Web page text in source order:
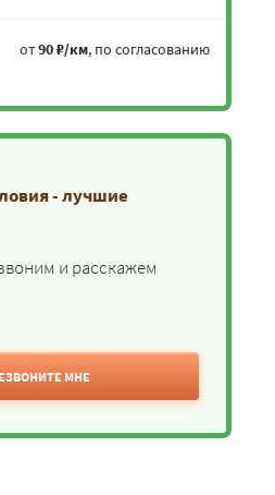
от90 ₽/км, по согласованию
- лучшие
и расскажем
МНЕ